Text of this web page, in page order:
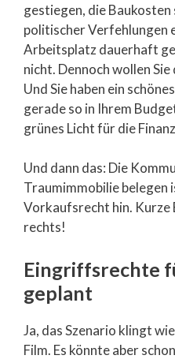
gestiegen, die
politischer Verfehlungen
Arbeitsplatz dauerhaft
nicht. Dennoch wollen
Und Sie haben ein
gerade so in Ihrem
grünes Licht für die
Und dann das: Die
Traumimmobilie belegen
Vorkaufsrecht hin. Kurze
rechts!
Eingriffsrechte
geplant
Ja, das Szenario klingt
Film. Es könnte aber